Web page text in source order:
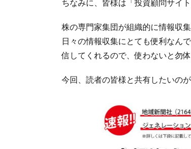
ちなみに、皆様は「投資顧問サイ
株の専門家集団が組織的に情報収
日々の情報収集にとても便利なん
信してくれるので、使わないと勿
今回、読者の皆様と共有したいのが